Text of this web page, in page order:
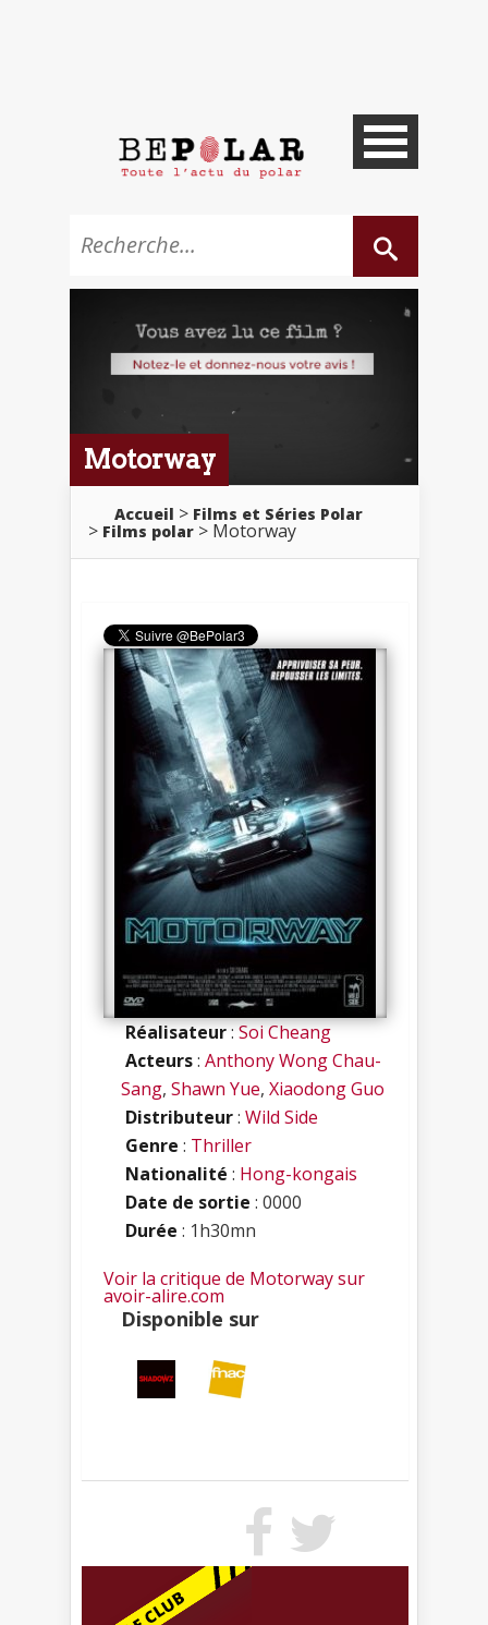
Motorway
Accueil
Films et Séries Polar
Films polar
Motorway
Réalisateur:Soi Cheang
Acteurs: Anthony Wong Chau-
Sang, Shawn Yue, Xiaodong Guo
Distributeur: Wild Side
Genre : Thriller
Nationalité : Hong-kongais
Date de sortie : 0000
Durée : 1h30mn
Voir la critique de Motorway sur
avoir-alire.com
Disponible sur